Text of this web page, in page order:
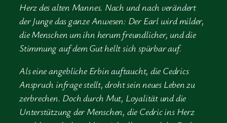
Herz des alten Mannes. Nach und nach verändert
der Junge das ganze Anwesen: Der Earl wird milder,
die Menschen um ihn herum freundlicher, und die
Stimmung auf dem Gut hellt sich spürbar auf.
Als eine angebliche Erbin auftaucht, die Cedrics
Anspruch infrage stellt, droht sein neues Leben zu
zerbrechen. Doch durch Mut, Loyalität und die
Unterstützung der Menschen, die Cedric ins Herz